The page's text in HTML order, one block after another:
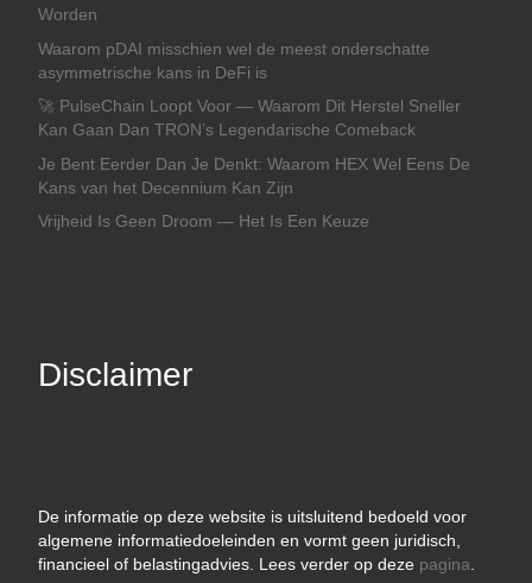
Worden
Waarom pDAI misschien wel de meest onderschatte
asymmetrische kans in DeFi is
🚀 PulseChain Loopt Voor — Waarom Dit Herstel Sneller
Kan Gaan Dan TRON’s Legendarische Comeback
Je Bent Eerder Dan Je Denkt: Waarom HEX Wel Eens De
Kans van het Decennium Kan Zijn
Vrijheid Is Geen Droom — Het Is Een Keuze
Disclaimer
De informatie op deze website is uitsluitend bedoeld voor
algemene informatiedoeleinden en vormt geen juridisch,
financieel of belastingadvies. Lees verder op deze pagina